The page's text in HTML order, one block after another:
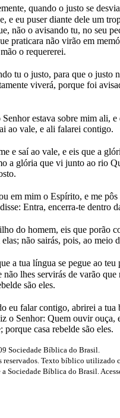
quando o justo se
e eu puser diante dele um
não o avisando tu, no seu
praticara não virão em
o requererei.
tu o justo, para que o justo
viverá, porque foi
estava sobre mim ali, e
ao vale, e ali falarei contigo.
e saí ao vale, e eis que a
a glória que vi junto ao rio
em mim o Espírito, e me pôs
Entra, encerra-te dentro
do homem, eis que porão
não sairás, pois, ao meio
a tua língua se pegue ao teu
não lhes servirás de varão que
são eles.
eu falar contigo, abrirei a tua
o Senhor: Quem ouvir ouça,
porque casa rebelde são eles.
Sociedade Bíblica do Brasil.
reservados. Texto bíblico utilizado
a Sociedade Bíblica do Brasil.